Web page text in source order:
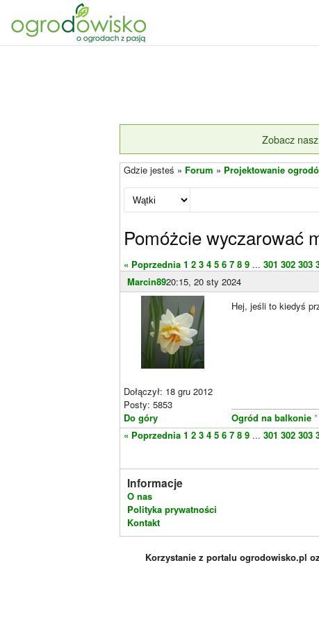
Zobacz
Gdzie jesteś » Forum » Projektowanie
Pomóżcie wyczarować
« Poprzednia 1 2 3 4 5 6 7 8 9 ... 301 302 303
Marcin8920:15, 20 sty 2024
Dołączył: 18 gru 2012
Posty: 5853
Do góry
Hej, jeśli to kiedyś
Ogród na balkonie *
« Poprzednia 1 2 3 4 5 6 7 8 9 ... 301 302 303
Informacje
O nas
Polityka prywatności
Kontakt
Korzystanie z portalu ogrodowisko.pl